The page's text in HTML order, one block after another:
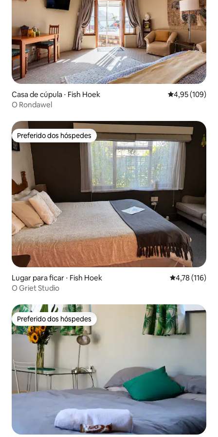
Casa de cúpula ⋅ Fish Hoek 4,95 de uma
4,95 (109)
O Rondawel
Preferido dos hóspedes
Preferido dos hóspedes
Lugar para ficar ⋅ Fish Hoek 4,78 de uma
4,78 (116)
O Griet Studio
Preferido dos hóspedes
Preferido dos hóspedes